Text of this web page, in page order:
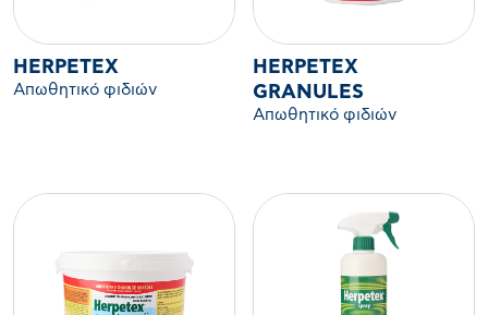
HERPETEX
Απωθητικό φιδιών
HERPETEX
GRANULES
Απωθητικό φιδιών